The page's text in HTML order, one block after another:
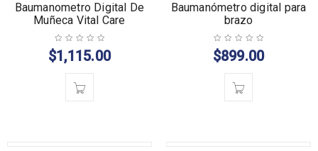
Baumanometro Digital De
Muñeca Vital Care
$1,115.00
Baumanómetro digital para
brazo
$899.00